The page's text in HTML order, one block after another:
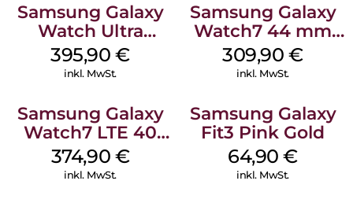
Samsung Galaxy
Watch Ultra
Titanium Gray
395,90€
inkl. MwSt.
Samsung Galaxy
Watch7 44 mm
Green
309,90€
inkl. MwSt.
Samsung Galaxy
Watch7 LTE 40
mm Cream
374,90 €
inkl. MwSt.
Samsung Galaxy
Fit3 Pink Gold
64,90€
inkl. MwSt.